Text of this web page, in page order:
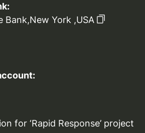
Bank,New York ,USA
for ‘Rapid Response’ project